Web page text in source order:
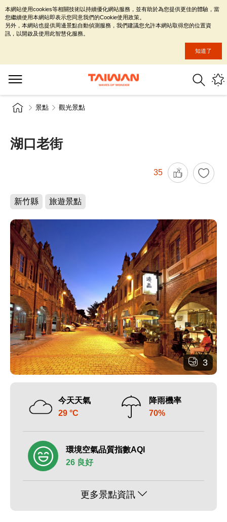
景點 觀光景點
湖口老街
35
新竹縣 旅遊景點
3
今天天氣
29 °C
降雨機率
70%
環境空氣品質指數AQI
26 良好
更多景點資訊
本網站使用cookies等相關技術以持續優化網站服務，並有助於為您提供更佳的體驗，當
您繼續使用本網站即表示您同意我們的Cookie使用政策。
另外，本網站也提供周邊景點自動偵測服務，我們建議您允許本網站取得您的位置資
訊，以開啟及使用此智慧化服務。
知道了